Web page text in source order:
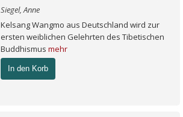
Siegel, Anne
Kelsang Wangmo aus Deutschland wird zur
ersten weiblichen Gelehrten des Tibetischen
Buddhismus mehr
In den Korb